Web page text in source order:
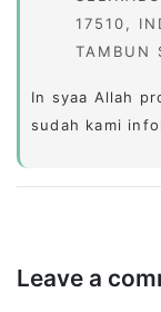
17510,
TAMBUN
In syaa Allah
sudah kami
Leave a